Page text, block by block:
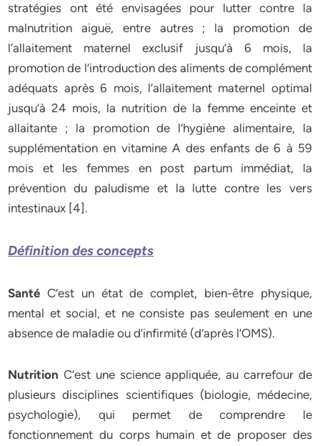
stratégies ont été envisagées pour lutter contre la
malnutrition aiguë, entre autres ; la promotion de
l’allaitement maternel exclusif jusqu’à 6 mois, la
promotion de l’introduction des aliments de complément
adéquats après 6 mois, l’allaitement maternel optimal
jusqu’à 24 mois, la nutrition de la femme enceinte et
allaitante ; la promotion de l’hygiène alimentaire, la
supplémentation en vitamine A des enfants de 6 à 59
mois et les femmes en post partum immédiat, la
prévention du paludisme et la lutte contre les vers
intestinaux [4].
Définition des concepts
SantéC’est un état de complet, bien-être physique,
mental et social, et ne consiste pas seulement en une
absence de maladie ou d’infirmité (d’après l’OMS).
NutritionC’est une science appliquée, au carrefour de
plusieurs disciplines scientifiques (biologie, médecine,
psychologie), qui permet de comprendre le
fonctionnement du corps humain et de proposer des